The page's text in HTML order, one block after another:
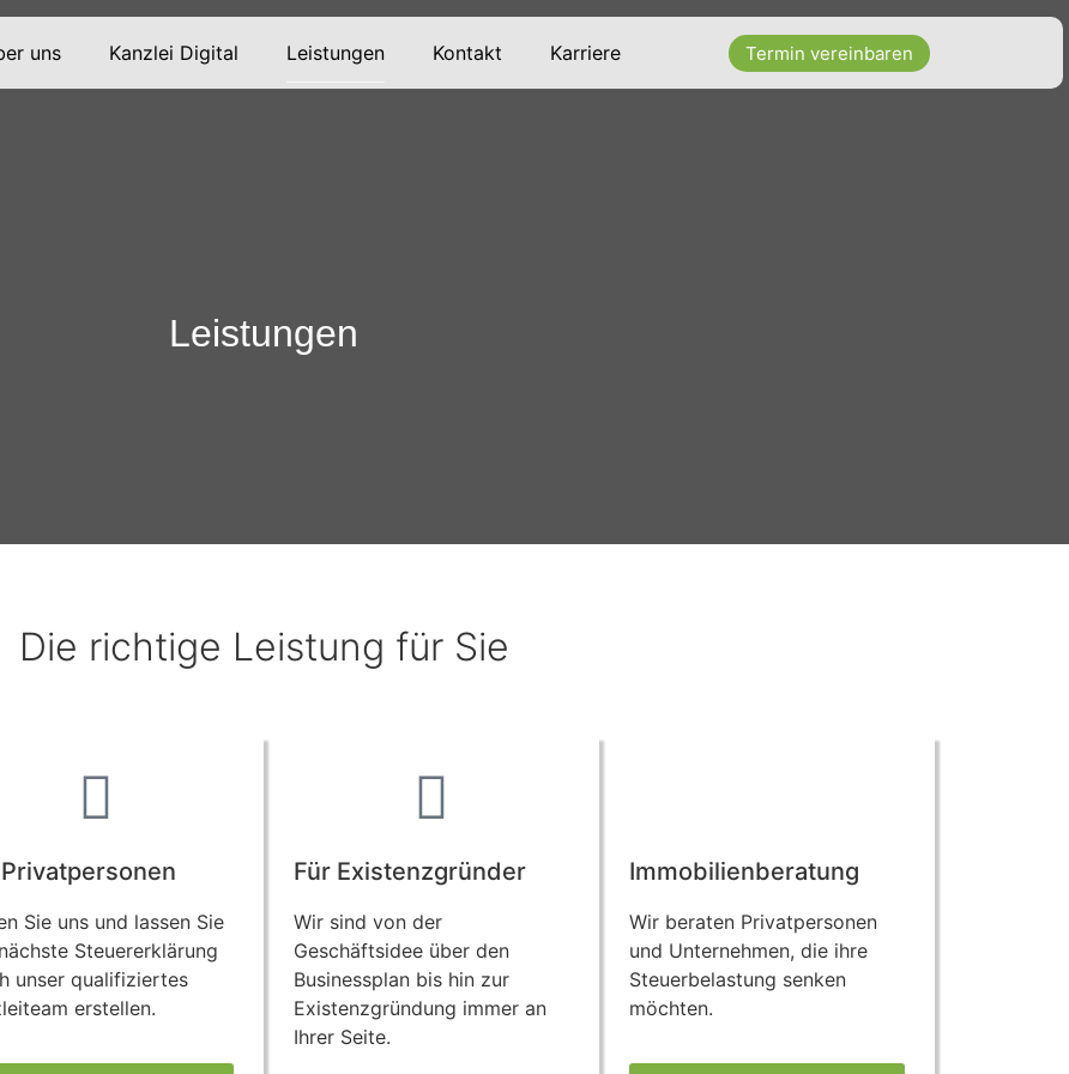
uns Kanzlei Digital Leistungen Kontakt Karriere Termin vereinbaren
Leistungen
Die richtige Leistung für Sie
Sie uns und lassen Sie
Steuererklärung
unser qualifiziertes
erstellen.
Für Existenzgründer
Wir sind von der
Geschäftsidee über den
Businessplan bis hin zur
Existenzgründung immer an
Ihrer Seite.
Immobilienberatung
Wir beraten Privatpersonen
und Unternehmen, die ihre
Steuerbelastung senken
möchten.